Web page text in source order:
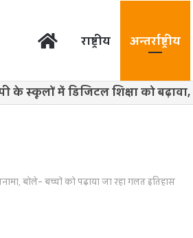
राष्ट्रीय अन्तर्राष्ट्रीय
के स्कूलों में डिजिटल शिक्षा को बढ़ावा,
बोले- बच्चों को पढ़ाया जा रहा गलत इतिहास